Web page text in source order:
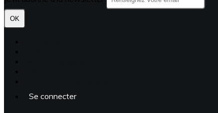
OK
Se connecter